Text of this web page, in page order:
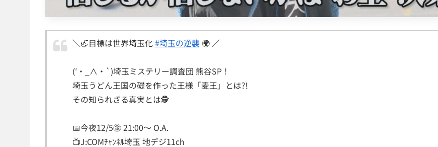
＼🦏目標は世界埼玉化#埼玉の逆襲🌍 ／
(′・_∧・`)埼玉ミステリー調査団 熊谷SP！
埼玉うどん王国の礎を作った王様「麦王」とは?!
その知られざる真実とは🕵
📅今夜12/5㊎ 21:00～ O.A.
📺J:COMﾁｬﾝﾈﾙ埼玉 地デジ11ch